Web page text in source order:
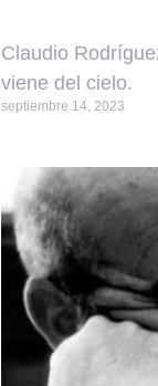
Claudio
viene del cielo.
septiembre 14, 2023